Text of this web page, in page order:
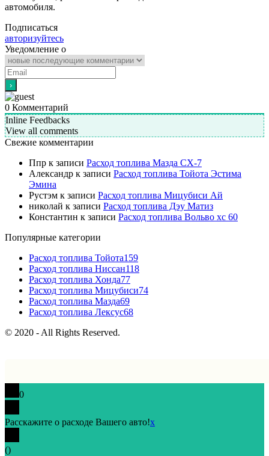
автомобиля.
Подписаться
авторизуйтесь
Уведомление о
0 Комментарий
Inline Feedbacks
View all comments
Свежие комментарии
Ппр к записи Расход топлива Мазда СХ-7
Александр к записи Расход топлива Тойота Эстима
Эмина
Рустэм к записи Расход топлива Мицубиси Ай
николай к записи Расход топлива Дэу Матиз
Константин к записи Расход топлива Вольво хс 60
Популярные категории
Расход топлива Тойота159
Расход топлива Ниссан118
Расход топлива Хонда77
Расход топлива Мицубиси74
Расход топлива Мазда69
Расход топлива Лексус68
© 2020 - All Rights Reserved.
0
Расскажите о расходе Вашего авто!x
()